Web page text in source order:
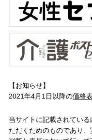
【お知らせ】
2021年4月1日以降の価格
当サイトに記載されてい
ただくためのものであり